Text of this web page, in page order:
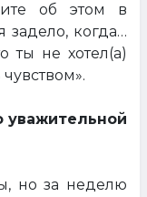
об этом в
задело, когда…
ты не хотел(а)
уважительной
но за неделю